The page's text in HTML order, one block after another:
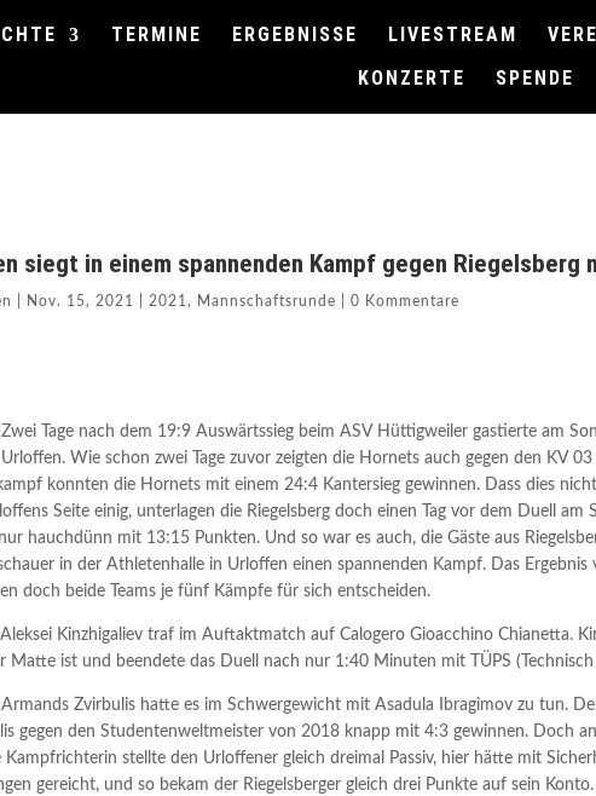
TERMINE ERGEBNISSE LIVESTREAM
KONZERTE
SPENDE
siegt in einem spannenden Kampf gegen Riegelsberg
Nov. 15, 2021 2021, Mannschaftsrunde |0 Kommentare
Zwei Tage nach dem 19:9 Auswärtssieg beim ASV Hüttigweiler gastierte am
Wie schon zwei Tage zuvor zeigten die Hornets auch gegen den KV 03
konnten die Hornets mit einem 24:4 Kantersieg gewinnen. Dass dies
Seite einig, unterlagen die Riegelsberg doch einen Tag vor dem Duell am
hauchdünn mit 13:15 Punkten. Und so war es auch, die Gäste aus
in der Athletenhalle in Urloffen einen spannenden Kampf. Das
doch beide Teams je fünf Kämpfe für sich entscheiden.
Aleksei Kinzhigaliev traf im Auftaktmatch auf Calogero Gioacchino Chianetta.
Matte ist und beendete das Duell nach nur 1:40 Minuten mit TÜPS (Technisch
Armands Zvirbulis hatte es im Schwergewicht mit Asadula Ibragimov zu tun.
gegen den Studentenweltmeister von 2018 knapp mit 4:3 gewinnen. Doch an
Kampfrichterin stellte den Urloffener gleich dreimal Passiv, hier hätte mit
gereicht, und so bekam der Riegelsberger gleich drei Punkte auf sein Konto.